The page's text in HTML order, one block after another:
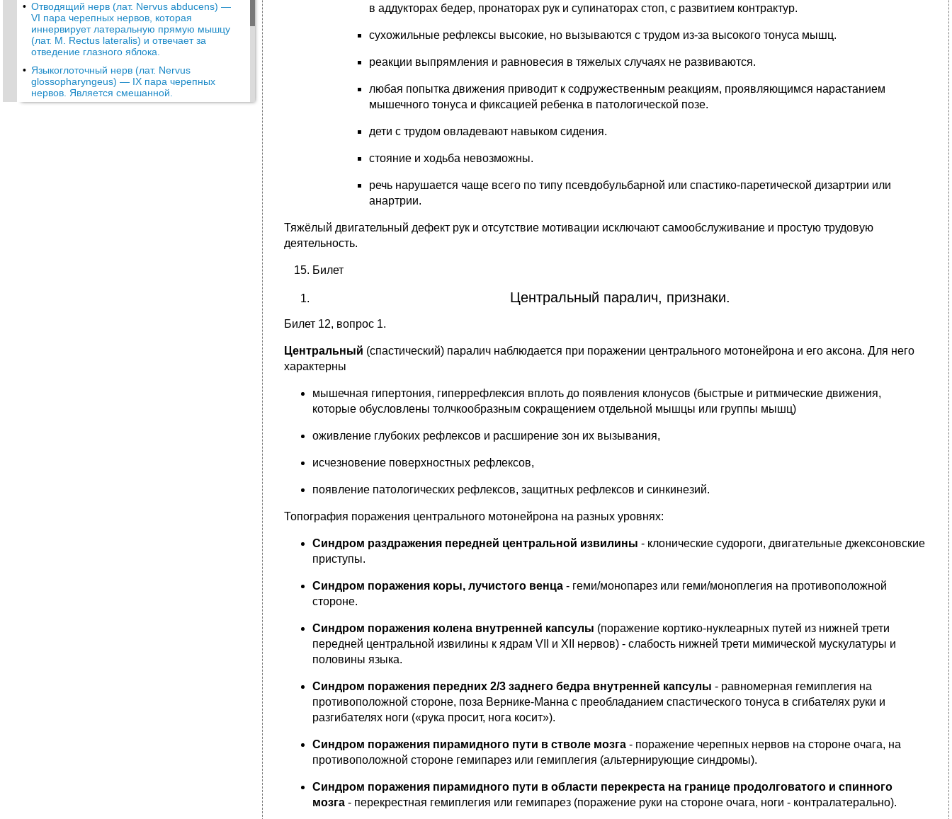
• Отводящий нерв (лат. Nervus abducens) —
VI пара черепных нервов, которая
иннервирует латеральную прямую мышцу
(лат. M. Rectus lateralis) и отвечает за
отведение глазного яблока.
• Языкоглоточный нерв (лат. Nervus
glossopharyngeus) — IX пара черепных
нервов. Является смешанной.
в аддукторах бедер, пронаторах рук и супинаторах стоп, с развитием контрактур.
сухожильные рефлексы высокие, но вызываются с трудом из-за высокого тонуса мышц.
реакции выпрямления и равновесия в тяжелых случаях не развиваются.
любая попытка движения приводит к содружественным реакциям, проявляющимся нарастанием
мышечного тонуса и фиксацией ребенка в патологической позе.
дети с трудом овладевают навыком сидения.
стояние и ходьба невозможны.
речь нарушается чаще всего по типу псевдобульбарной или спастико-паретической дизартрии или
анартрии.
Тяжёлый двигательный дефект рук и отсутствие мотивации исключают самообслуживание и простую трудовую
деятельность.
Билет
Центральный паралич, признаки.
Билет 12, вопрос 1.
Центральный (спастический) паралич наблюдается при поражении центрального мотонейрона и его аксона. Для него
характерны
мышечная гипертония, гиперрефлексия вплоть до появления клонусов (быстрые и ритмические движения,
которые обусловлены толчкообразным сокращением отдельной мышцы или группы мышц)
оживление глубоких рефлексов и расширение зон их вызывания,
исчезновение поверхностных рефлексов,
появление патологических рефлексов, защитных рефлексов и синкинезий.
Топография поражения центрального мотонейрона на разных уровнях:
Синдром раздражения передней центральной извилины - клонические судороги, двигательные джексоновские
приступы.
Синдром поражения коры, лучистого венца - геми/монопарез или геми/моноплегия на противоположной
стороне.
Синдром поражения колена внутренней капсулы (поражение кортико-нуклеарных путей из нижней трети
передней центральной извилины к ядрам VII и XII нервов) - слабость нижней трети мимической мускулатуры и
половины языка.
Синдром поражения передних 2/3 заднего бедра внутренней капсулы - равномерная гемиплегия на
противоположной стороне, поза Вернике-Манна с преобладанием спастического тонуса в сгибателях руки и
разгибателях ноги («рука просит, нога косит»).
Синдром поражения пирамидного пути в стволе мозга - поражение черепных нервов на стороне очага, на
противоположной стороне гемипарез или гемиплегия (альтернирующие синдромы).
Синдром поражения пирамидного пути в области перекреста на границе продолговатого и спинного
мозга - перекрестная гемиплегия или гемипарез (поражение руки на стороне очага, ноги - контралатерально).